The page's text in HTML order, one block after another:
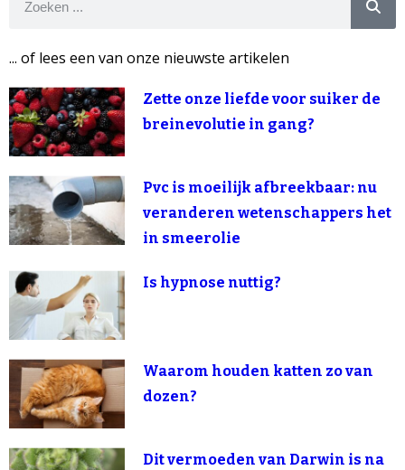
... of lees een van onze nieuwste artikelen
Zette onze liefde voor suiker de
breinevolutie in gang?
Pvc is moeilijk afbreekbaar: nu
veranderen wetenschappers het
in smeerolie
Is hypnose nuttig?
Waarom houden katten zo van
dozen?
Dit vermoeden van Darwin is na